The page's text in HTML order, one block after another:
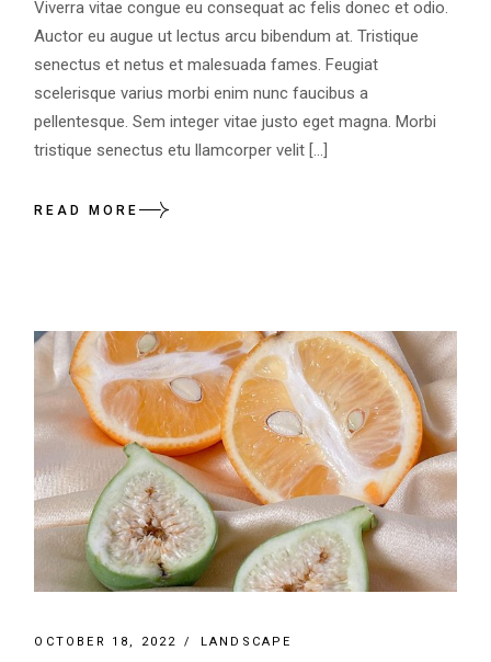
Viverra vitae congue eu consequat ac felis donec et odio.
Auctor eu augue ut lectus arcu bibendum at. Tristique
senectus et netus et malesuada fames. Feugiat
scelerisque varius morbi enim nunc faucibus a
pellentesque. Sem integer vitae justo eget magna. Morbi
tristique senectus etu llamcorper velit […]
READ MORE
OCTOBER 18, 2022 LANDSCAPE